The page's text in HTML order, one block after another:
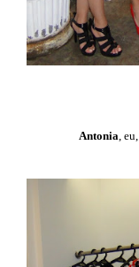
Antonia , eu,